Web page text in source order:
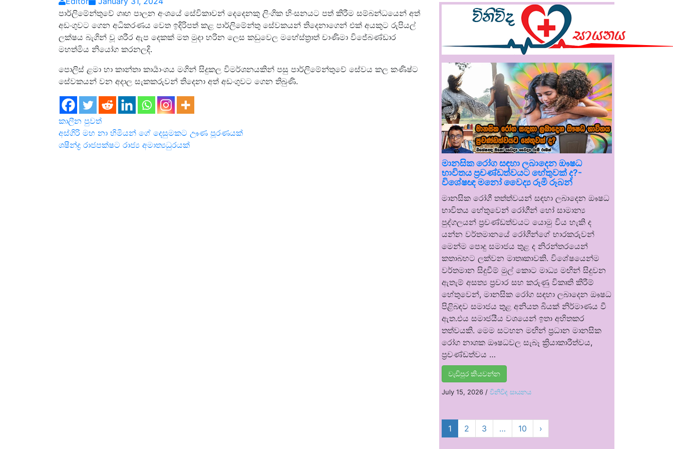
පාර්ලිමේන්තුවේ ගෘහ පාලන අංශයේ ⁣සේවිකාවන් දෙදෙනකු ලිංගික හිංසනයට පත් කිරීම සම්බන්ධයෙන් අත්
අඩංගුවට ගෙන අධිකරණය වෙත ඉදිරිපත් කළ පාර්ලිමේන්තු සේවකයන් තිදෙනාගෙන් එක් අයකුට රුපියල්
ලක්ෂය බැගින් වූ ශරීර ඇප දෙකක් මත මුදා හරින ලෙස කඩුවෙල මහේස්ත්‍රාත් චාණිමා විජේබණ්ඩාර
මහත්මිය නියෝග කරනලදි.
පොලිස් ළමා හා කාන්තා කාර්‍යාංශය මගින් සිදුකල විමර්ශනයකින් පසු පාර්ලිමේන්තුවේ සේවය කල කණිෂ්ට
සේවකයන් වන අදාල සැකකරුවන් තිදෙනා අත් අඩංගුවට ගෙන තිබුණි.
කාලීන පුවත්
Post
navigation
අස්ගිරි මහ නා හිමියන් ගේ දෙසුමකට ඌණ පූරණයක්
ශෂීන්ද්‍ර රාජපක්ෂට රාජ්‍ය අමාත්‍යධුරයක්
මානසික රෝග සඳහා ලබාදෙන ඖෂධ
භාවිතය ප්‍රචණ්ඩත්වයට හේතුවක් ද?-
විශේෂඥ මනෝ වෛද්‍ය රූමි රූබන්
මානසික රෝගී තත්ත්වයන් සඳහා ලබාදෙන ඖෂධ
භාවිතය හේතුවෙන් රෝගීන් හෝ සාමාන්‍ය
පුද්ගලයන් ප්‍රචණ්ඩත්වයට යොමු විය හැකි ද
යන්න වර්තමානයේ රෝගීන්ගේ භාරකරුවන්
මෙන්ම පොදු සමාජය තුළ ද නිරන්තරයෙන්
කතාබහට ලක්වන මාතෘකාවකි. විශේෂයෙන්ම
වර්තමාන සිදුවීම් මුල් කොට මාධ්‍ය මඟින් සිදුවන
ඇතැම් අසත්‍ය ප්‍රචාර සහ කරුණු විකෘති කිරීම්
හේතුවෙන්, මානසික රෝග සඳහා ලබාදෙන ඖෂධ
පිළිබඳව සමාජය තුළ අනියත බියක් නිර්මාණය වී
ඇත.එය සමාජයීය වශයෙන් ඉතා අහිතකර
තත්වයකි. මෙම සටහන මඟින් ප්‍රධාන මානසික
රෝග නාශක ඖෂධවල සැබෑ ක්‍රියාකාරීත්වය,
ප්‍රචණ්ඩත්වය …
වැඩිපුර කියවන්න
July 15, 2026 / විනිවිද සායනය
1 2 3 … 10 ›